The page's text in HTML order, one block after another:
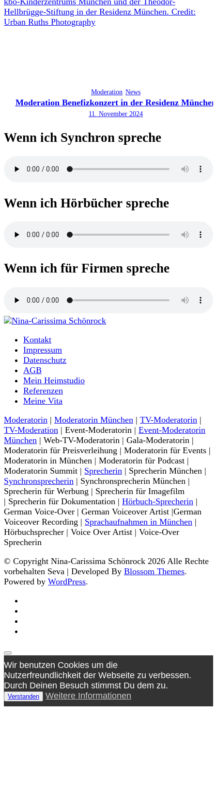
Moderation News
Moderation Benefizkonzert in der Residenz München
11. November 2024
Wenn ich Synchron spreche
Wenn ich Hörbücher spreche
Wenn ich für Firmen spreche
Nina-Carissima Schönrock
Moderatorin und Sprecherin
Kontakt
Impressum
Datenschutz
AGB
Mein Heimstudio
Referenzen
Meine Vita
Moderatorin | Moderatorin München | TV-Moderatorin |
TV-Moderation | Event-Moderatorin | Event-Moderatorin
München | Web-TV-Moderatorin | Gala-Moderatorin |
Moderatorin für Preisverleihung | Moderatorin für Events |
Moderatorin in München | Moderatorin für Podcast |
Moderatorin Summit | Sprecherin | Sprecherin München |
Synchronsprecherin | Synchronsprecherin München |
Sprecherin für Werbung | Sprecherin für Imagefilm
| Sprecherin für Dokumentation | Hörbuch-Sprecherin |
German Voice-Over | German Voiceover Artist |German
Voiceover Recording | Sprachaufnahmen in München |
Hörbuchsprecher | Voice Over Artist | Voice-Over
Sprecherin
© Copyright Nina-Carissima Schönrock 2026 Alle Rechte
vorbehalten Seva | Developed By Blossom Themes.
Powered by WordPress.
Wir benutzen Cookies um die
Nutzerfreundlichkeit der Webseite zu verbessen.
Durch Deinen Besuch stimmst Du dem zu.
Verstanden Weitere Informationen